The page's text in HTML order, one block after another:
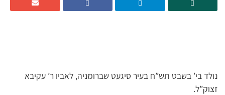
נולד בי’ בשבט תש”ח בעיר סיגעט שברומניה, לאביו ר’ עקיבא
זצוק”ל.